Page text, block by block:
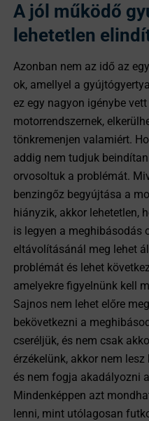
A jól működő
lehetetlen
Azonban nem az idő az
ok, amellyel a
ez egy nagyon igénybe
motorrendszernek,
tönkremenjen valamiért.
addig nem tudjuk
orvosoltuk a problémát.
benzingőz begyújtása a
hiányzik, akkor lehetetlen,
is legyen a meghibásodás
eltávolításánál meg lehet
problémát és lehet
amelyekre figyelnünk kell
Sajnos nem lehet előre
bekövetkezni a
cseréljük, és nem csak
érzékelünk, akkor nem
és nem fogja akadályozni
Mindenképpen azt
lenni, mint utólagosan